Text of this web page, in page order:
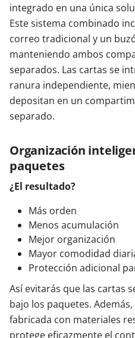
integrado en una única
Este sistema combinado
correo tradicional y un
manteniendo ambos
separados. Las cartas se
ranura independiente,
depositan en un
separado.
Organización
paquetes
¿El resultado?
Más orden
Menos acumulación
Mejor organización
Mayor comodidad
Protección adicional
Así evitarás que las cartas
bajo los paquetes.
fabricada con materiales
protege eficazmente el